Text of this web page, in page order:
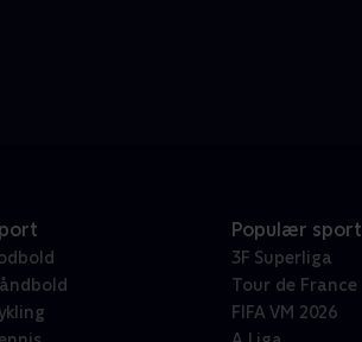
Populær sport
3F Superliga
Tour de France
FIFA VM 2026